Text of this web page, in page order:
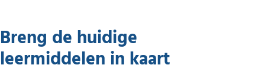
Breng de huidige
leermiddelen in kaart